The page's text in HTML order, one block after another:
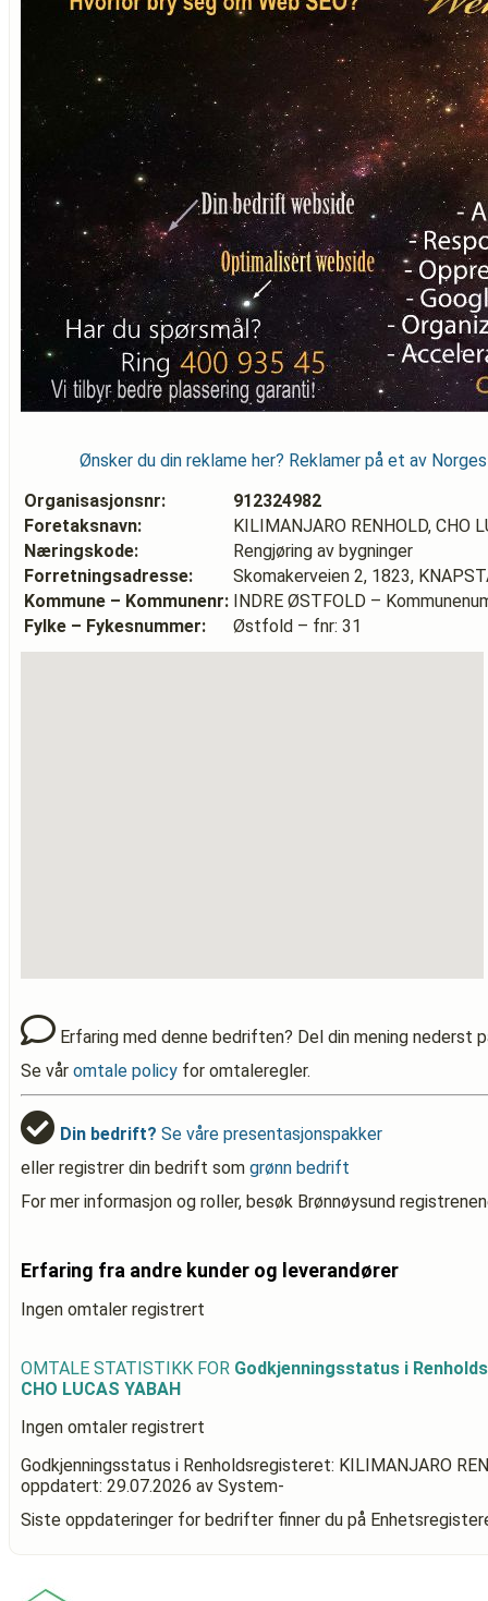
Ønsker du din reklame her? Reklamer på et av
Organisasjonsnr:
912324982
Foretaksnavn:
KILIMANJARO RENHOLD, CHO
Næringskode:
Rengjøring av bygninger
Forretningsadresse:
Skomakerveien 2, 1823,
Kommune – Kommunenr: INDRE ØSTFOLD –
Fylke – Fykesnummer:
Østfold – fnr: 31
Erfaring med denne bedriften? Del din mening nederst
Se vår omtale policy for omtaleregler.
Din bedrift? Se våre presentasjonspakker
eller registrer din bedrift som grønn bedrift
For mer informasjon og roller, besøk Brønnøysund
Erfaring fra andre kunder og leverandører
Ingen omtaler registrert
OMTALE STATISTIKK FOR Godkjenningsstatus i
CHO LUCAS YABAH
Ingen omtaler registrert
Godkjenningsstatus i Renholdsregisteret: KILIMANJARO
oppdatert: 29.07.2026 av System-
Siste oppdateringer for bedrifter finner du på